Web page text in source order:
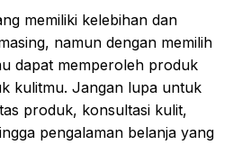
memiliki kelebihan dan
namun dengan memilih
dapat memperoleh produk
kulitmu. Jangan lupa untuk
produk, konsultasi kulit,
pengalaman belanja yang